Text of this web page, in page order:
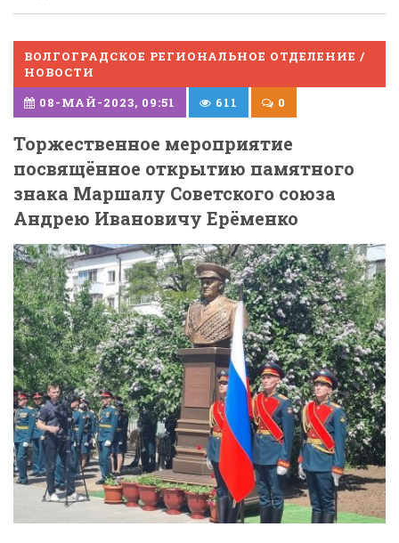
ВОЛГОГРАДСКОЕ РЕГИОНАЛЬНОЕ ОТДЕЛЕНИЕ /
НОВОСТИ
08-МАЙ-2023, 09:51
611 0
Торжественное мероприятие
посвящённое открытию памятного
знака Маршалу Советского союза
Андрею Ивановичу Ерёменко